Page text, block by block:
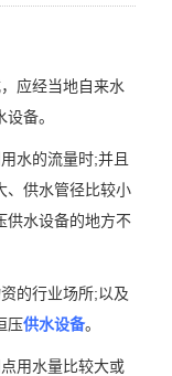
应经当地自来水
备。
水的流量时;并且
、供水管径比较小
供水设备的地方不
的行业场所;以及
压供水设备。
用水量比较大或